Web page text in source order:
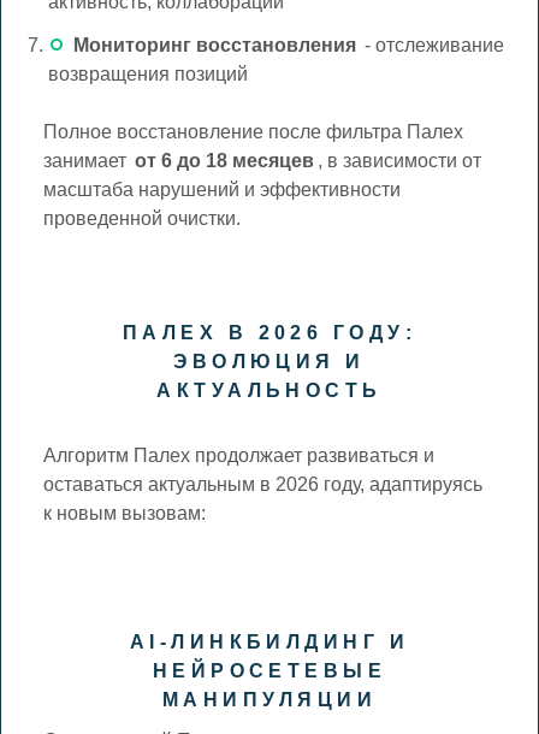
Мониторинг восстановления - отслеживание
возвращения позиций
Полное восстановление после фильтра Палех
занимает от 6 до 18 месяцев , в зависимости от
масштаба нарушений и эффективности
проведенной очистки.
ПАЛЕХ В 2026 ГОДУ:
ЭВОЛЮЦИЯ И
АКТУАЛЬНОСТЬ
Алгоритм Палех продолжает развиваться и
оставаться актуальным в 2026 году, адаптируясь
к новым вызовам:
AI-ЛИНКБИЛДИНГ И
НЕЙРОСЕТЕВЫЕ
МАНИПУЛЯЦИИ